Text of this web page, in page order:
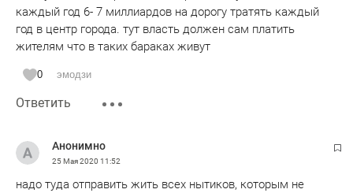
каждый год 6- 7 миллиардов на дорогу тратять каждый
год в центр города. тут власть должен сам платить
жителям что в таких бараках живут
0 эмодзи
Ответить
Анонимно
25 Мая 2020 11:52
надо туда отправить жить всех нытиков, которым не